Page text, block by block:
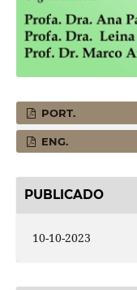
PORT.
ENG.
PUBLICADO
10-10-2023